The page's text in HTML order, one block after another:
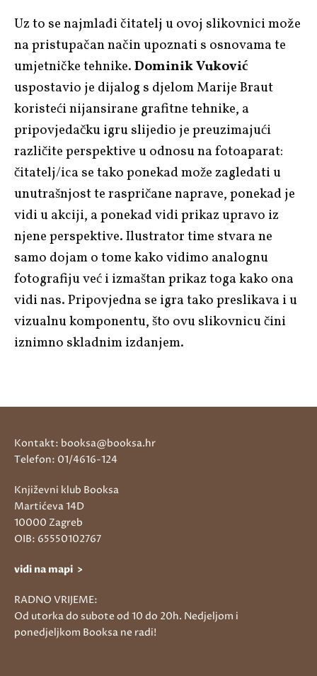
Uz to se najmlađi čitatelj u ovoj slikovnici može
na pristupačan način upoznati s osnovama te
umjetničke tehnike.Dominik Vuković
uspostavio je dijalog s djelom Marije Braut
koristeći nijansirane grafitne tehnike, a
pripovjedačku igru slijedio je preuzimajući
različite perspektive u odnosu na fotoaparat:
čitatelj/ica se tako ponekad može zagledati u
unutrašnjost te raspričane naprave, ponekad je
vidi u akciji, a ponekad vidi prikaz upravo iz
njene perspektive. Ilustrator time stvara ne
samo dojam o tome kako vidimo analognu
fotografiju već i izmaštan prikaz toga kako ona
vidi nas. Pripovjedna se igra tako preslikava i u
vizualnu komponentu, što ovu slikovnicu čini
iznimno skladnim izdanjem.
Kontakt: booksa@booksa.hr
Telefon: 01/4616-124
Književni klub Booksa
Martićeva 14D
10000 Zagreb
OIB: 65550102767
vidi na mapi >
RADNO VRIJEME:
Od utorka do subote od 10 do 20h. Nedjeljom i
ponedjeljkom Booksa ne radi!